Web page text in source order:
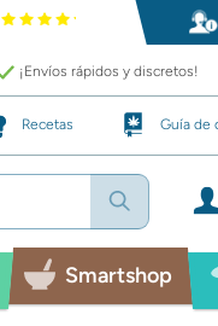
¡Envíos rápidos y discretos!
Recetas Guía de
Smartshop